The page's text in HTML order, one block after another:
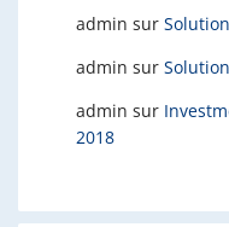
admin sur
admin sur
admin sur
2018